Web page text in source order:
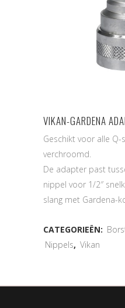
VIKAN-GARDENA
Geschikt voor alle Q-
verchroomd.
De adapter past
nippel voor 1/2″
slang met Gardena-
CATEGORIEËN:
Nippels, Vikan